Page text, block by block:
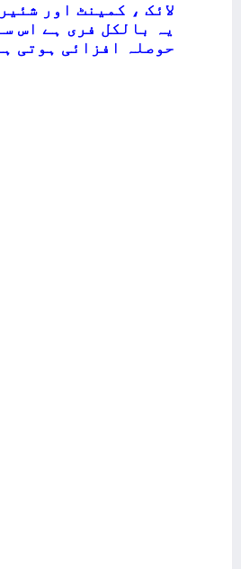
لائک ، کمینٹ اور
یہ بالکل فری ہے اس
حوصلہ افزائی ہوتی